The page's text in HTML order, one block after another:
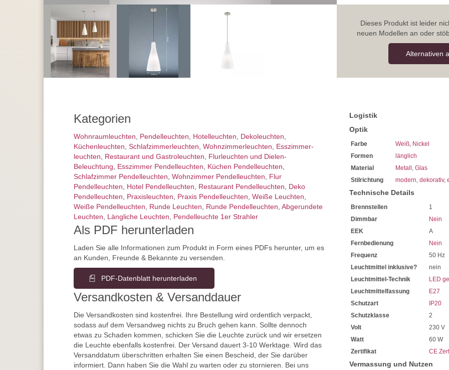
Eignung für den gängigen
Ausgewiesen mit der
Die Pendellampe mit
Geeignet für den
23 cm beträgt der
Sparen Sie täglich sehr
Wir empfehlen Ihnen den
Diese sind von enorm
Mit LED-Technik erreichen
Bei Fragen, kontaktieren
Erkundigen Sie sich bei
Wir freuen uns auf Ihre
Dieses Produkt ist leider
neuen Modellen an oder
Alternativen
Kategorien
Wohnraum­leuchten, Pendel­leuchten, Hotelleuchten, Dekoleuchten,
Küchenleuchten, Schlafzimmer­leuchten, Wohnzimmer­leuchten, Esszimmer­­
leuchten, Restaurant und Gastroleuchten, Flurleuchten und Dielen-
Beleuchtung, Esszimmer Pendelleuchten, Küchen Pendelleuchten,
Schlafzimmer Pendelleuchten, Wohnzimmer Pendelleuchten, Flur
Pendelleuchten, Hotel Pendelleuchten, Restaurant Pendelleuchten, Deko
Pendelleuchten, Praxisleuchten, Praxis Pendelleuchten, Weiße Leuchten,
Weiße Pendelleuchten, Runde Leuchten, Runde Pendelleuchten, Abgerundete
Leuchten, Längliche Leuchten, Pendelleuchte 1er Strahler
Als PDF herunterladen
Laden Sie alle Informationen zum Produkt in Form eines PDFs herunter, um es
an Kunden, Freunde & Bekannte zu versenden.
PDF-Datenblatt herunterladen
Versandkosten & Versanddauer
Die Versandkosten sind kostenfrei. Ihre Bestellung wird ordentlich verpackt,
sodass auf dem Versandweg nichts zu Bruch gehen kann. Sollte dennoch
etwas zu Schaden kommen, schicken Sie die Leuchte zurück und wir ersetzen
die Leuchte ebenfalls kostenfrei. Der Versand dauert 3-10 Werktage. Wird das
Versanddatum überschritten erhalten Sie einen Bescheid, der Sie darüber
informiert. Dann haben Sie die Wahl zu warten oder zu stornieren. Bei uns
Logistik
Optik
Farbe Weiß, Nickel
Formen
länglich
Material
Metall , Glas
Stilrichtung
modern, dekorativ,
Technische Details
Brennstellen
1
Dimmbar
Nein
EEK
A
Fernbedienung
Nein
Frequenz
50 Hz
Leuchtmittel inklusive?
nein
Leuchtmittel-Technik
LED
Leuchtmittelfassung
E27
Schutzart
IP20
Schutzklasse
2
Volt
230 V
Watt
60 W
Zertifikat
CE
Vermassung und Nutzen